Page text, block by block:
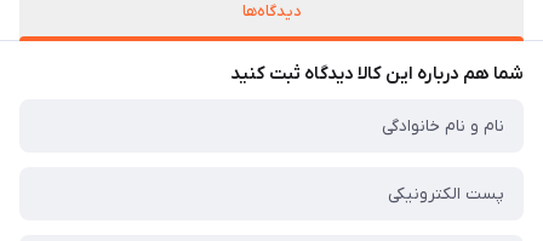
دیدگاه‌ها
شما هم درباره این کالا دیدگاه ثبت کنید